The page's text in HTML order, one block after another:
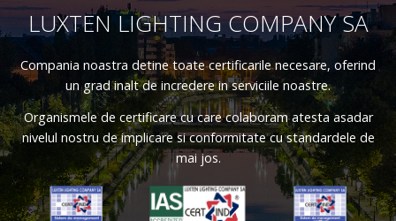
LUXTEN LIGHTING COMPANY SA
Compania noastra detine toate certificarile necesare, oferind
un grad inalt de incredere in serviciile noastre.
Organismele de certificare cu care colaboram atesta asadar
nivelul nostru de implicare si conformitate cu standardele de
mai jos.